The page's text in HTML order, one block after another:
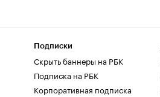
Подписки
Скрыть баннеры на РБК
Подписка на РБК
Корпоративная подписка